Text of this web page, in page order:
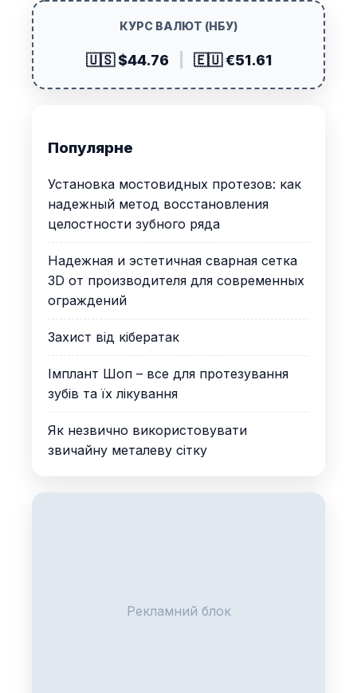
КУРС ВАЛЮТ (НБУ)
🇺🇸 $44.76 🇪🇺 €51.61
Популярне
Установка мостовидных протезов: как
надежный метод восстановления
целостности зубного ряда
Надежная и эстетичная сварная сетка
3D от производителя для современных
ограждений
Захист від кібератак
Імплант Шоп – все для протезування
зубів та їх лікування
Як незвично використовувати
звичайну металеву сітку
Рекламний блок